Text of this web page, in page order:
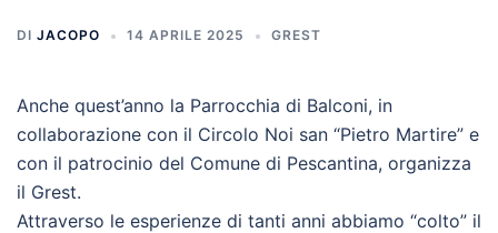
DI JACOPO 14 APRILE 2025 GREST
Anche quest’anno la Parrocchia di Balconi, in
collaborazione con il Circolo Noi san “Pietro Martire” e
con il patrocinio del Comune di Pescantina, organizza
il Grest.
Attraverso le esperienze di tanti anni abbiamo “colto” il